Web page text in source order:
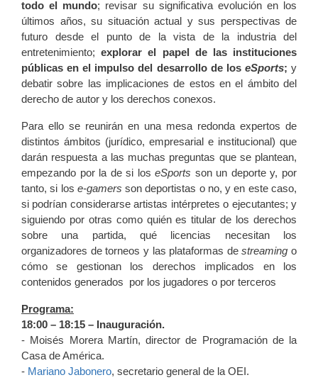
todo el mundo; revisar su significativa evolución en los
últimos años, su situación actual y sus perspectivas de
futuro desde el punto de la vista de la industria del
entretenimiento;explorar el papel de las instituciones
públicas en el impulso del desarrollo de los eSports; y
debatir sobre las implicaciones de estos en el ámbito del
derecho de autor y los derechos conexos.
Para ello se reunirán en una mesa redonda expertos de
distintos ámbitos (jurídico, empresarial e institucional) que
darán respuesta a las muchas preguntas que se plantean,
empezando por la de si loseSports son un deporte y, por
tanto, si los e-gamers son deportistas o no, y en este caso,
si podrían considerarse artistas intérpretes o ejecutantes; y
siguiendo por otras como quién es titular de los derechos
sobre una partida, qué licencias necesitan los
organizadores de torneos y las plataformas destreaming o
cómo se gestionan los derechos implicados en los
contenidos generados por los jugadores o por terceros
Programa:
18:00 – 18:15 – Inauguración.
- Moisés Morera Martín, director de Programación de la
Casa de América.
- Mariano Jabonero, secretario general de la OEI.